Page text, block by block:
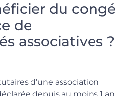
du congé
de
associatives ?
d’une association
depuis au moins 1 an.